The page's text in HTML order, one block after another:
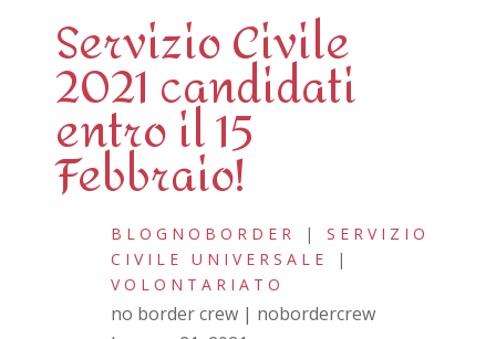
Servizio Civile
2021 candidati
entro il 15
Febbraio!
BLOGNOBORDER | SERVIZIO
CIVILE UNIVERSALE
|
VOLONTARIATO
no border crew | nobordercrew